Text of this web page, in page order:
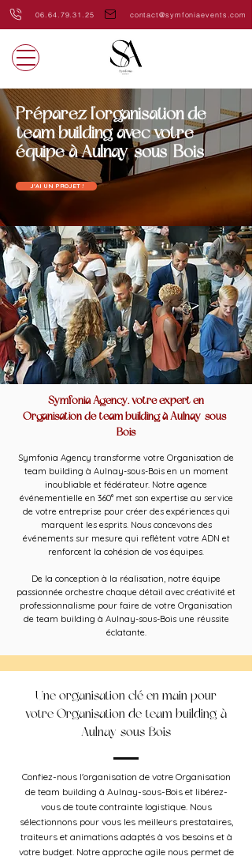
06.64.79.31.25 contact@symfoniaevents.com
Préparez l'organisation de
team building avec votre
équipe à Aulnay-sous-Bois
J'AI UN PROJET !
Symfonia Agency, votre expert en
Organisation de team building à Aulnay-sous-
Bois
Symfonia Agency transforme votre Organisation de
team building à Aulnay-sous-Bois en un moment
inoubliable et fédérateur. Notre agence
événementielle en 360° met son expertise au service
de votre entreprise pour créer des expériences qui
marquent les esprits. Nous concevons des
événements sur mesure qui reflètent votre ADN et
renforcent la cohésion de vos équipes.
De la conception à la réalisation, notre équipe
passionnée orchestre chaque détail avec créativité et
professionnalisme pour faire de votre Organisation
de team building à Aulnay-sous-Bois une réussite
éclatante.
Une organisation clé en main pour
votre Organisation de team building à
Aulnay-sous-Bois
Confiez-nous l'organisation de votre Organisation
de team building à Aulnay-sous-Bois et libérez-
vous de toute contrainte logistique. Nous
sélectionnons pour vous les meilleurs prestataires,
traiteurs et animations adaptés à vos besoins et à
votre budget. Notre approche agile nous permet de